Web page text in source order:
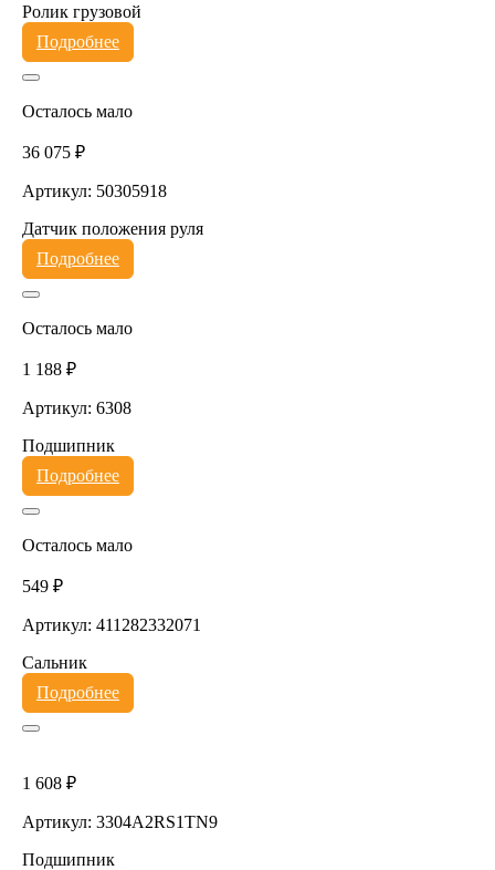
Ролик грузовой
Подробнее
Осталось мало
36 075 ₽
Артикул: 50305918
Датчик положения руля
Подробнее
Осталось мало
1 188 ₽
Артикул: 6308
Подшипник
Подробнее
Осталось мало
549 ₽
Артикул: 411282332071
Сальник
Подробнее
1 608 ₽
Артикул: 3304A2RS1TN9
Подшипник